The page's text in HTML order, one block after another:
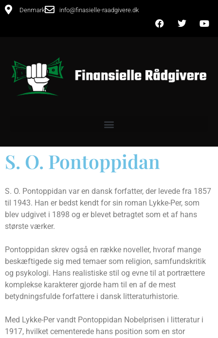
Denmark info@finasielle-raadgivere.dk
S. O. Pontoppidan
S. O. Pontoppidan var en dansk forfatter, der levede fra 1857
til 1943. Han er bedst kendt for sin roman Lykke-Per, som
blev udgivet i 1898 og er blevet betragtet som et af hans
største værker.
Pontoppidan skrev også en række noveller, hvoraf mange
beskæftigede sig med temaer som religion, samfundskritik
og psykologi. Hans realistiske stil og evne til at portrættere
komplekse karakterer gjorde ham til en af ​​de mest
betydningsfulde forfattere i dansk litteraturhistorie.
Med Lykke-Per vandt Pontoppidan Nobelprisen i litteratur i
1917, hvilket cementerede hans position som en stor